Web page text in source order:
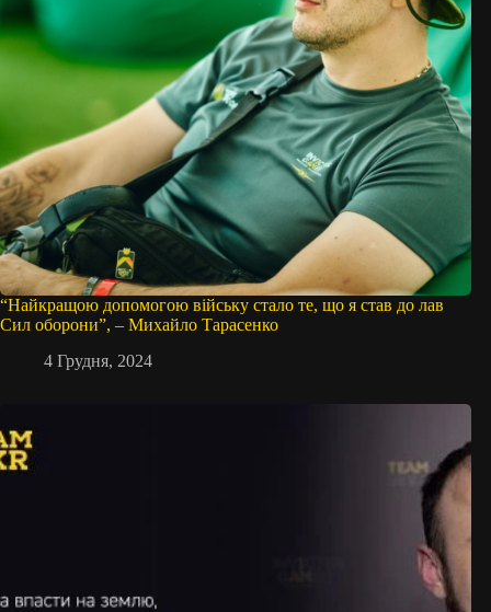
“Найкращою допомогою війську стало те, що я став до лав
Сил оборони”, – Михайло Тарасенко
4 Грудня, 2024